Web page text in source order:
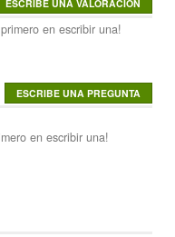
en escribir una!
en escribir una!